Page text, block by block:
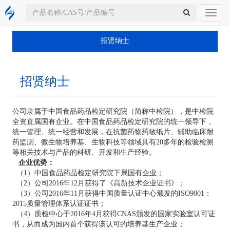
Toggle
招贤纳士
招贤纳士
公司隶属于中国食品药品检定研究院（简称中检院），是中检院
全资直属国有企业。在中国食品药品检定研究院的统一领导下，
统一管理、统一经营和发展，在抗菌药物药敏纸片、辅助临床耐
药监测、微生物培养基、生物科技等领域具有20多年的检验检测
等相关技术与产品的科研、开发和生产经验。
企业优势：
（1）中国食品药品检定研究院下属国有企业；
（2）公司2016年12月获得了《高新技术企业证书》；
（3）公司2016年11月获得中国质量认证中心颁发的ISO9001：
2015质量管理体系认证证书；
（4）质检中心于2016年4月获得CNAS颁发的国家实验室认可证
书，从而成为国内首个获得该认可的培养基生产企业；